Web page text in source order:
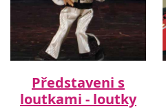
Představeni s
loutkami - loutky